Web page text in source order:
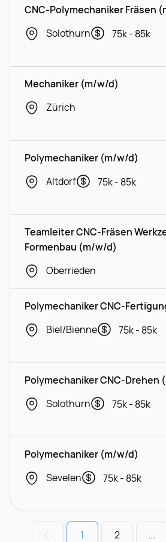
CNC-Polymechaniker Fräsen
Solothurn
75k - 85k
Mechaniker (m/w/d)
Zürich
Polymechaniker (m/w/d)
Altdorf
75k - 85k
Teamleiter CNC-Fräsen
Formenbau (m/w/d)
Oberrieden
Polymechaniker CNC-
Biel/Bienne
75k - 85k
Polymechaniker CNC-Drehen
Solothurn
75k - 85k
Polymechaniker (m/w/d)
Sevelen
75k - 85k
1 2 ...